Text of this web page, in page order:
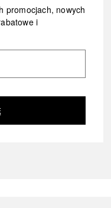
promocjach, nowych
i